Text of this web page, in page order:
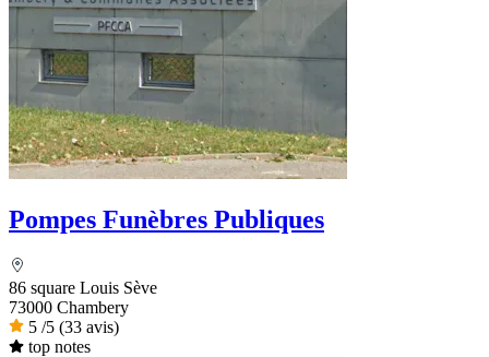
Pompes Funèbres Publiques
86 square Louis Sève
73000 Chambery
5 /5 (33 avis)
top notes